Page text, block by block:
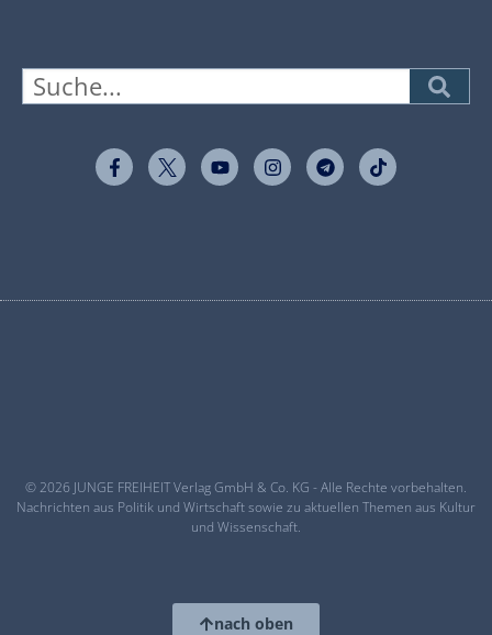
© 2026 JUNGE FREIHEIT Verlag GmbH & Co. KG - Alle Rechte vorbehalten.
Nachrichten aus Politik und Wirtschaft sowie zu aktuellen Themen aus Kultur
und Wissenschaft.
nach oben